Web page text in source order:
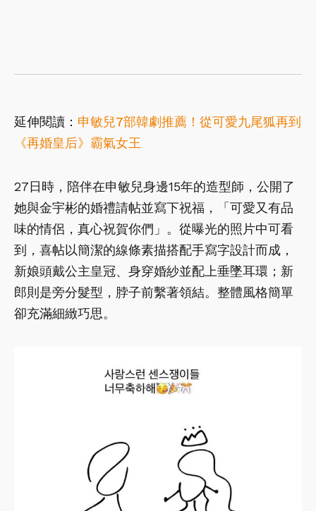
延伸閱讀： 申敏兒7部韓劇推薦！從可愛九尾狐再到
《再婚皇后》霸氣女王
27日時，陪伴在申敏兒身邊15年的造型師，公開了
她與金宇彬的婚禮請帖並寫下祝福，「可愛又有品
味的情侶，真心祝賀你們」。從曝光的照片中可看
到，喜帖以簡潔的線條素描搭配手寫字設計而成，
新娘頭戴公主皇冠、身穿婚紗並配上垂墜耳環；新
郎則是旁分髮型，脖子前繫著領結。整體風格簡單
卻充滿細緻巧思。